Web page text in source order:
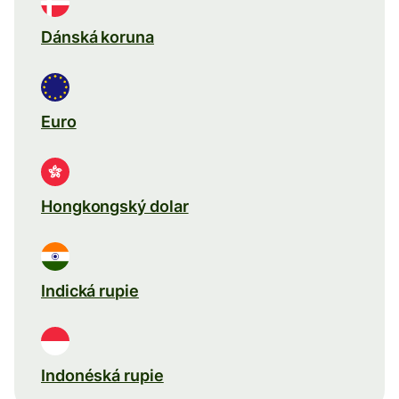
Dánská koruna
Euro
Hongkongský dolar
Indická rupie
Indonéská rupie